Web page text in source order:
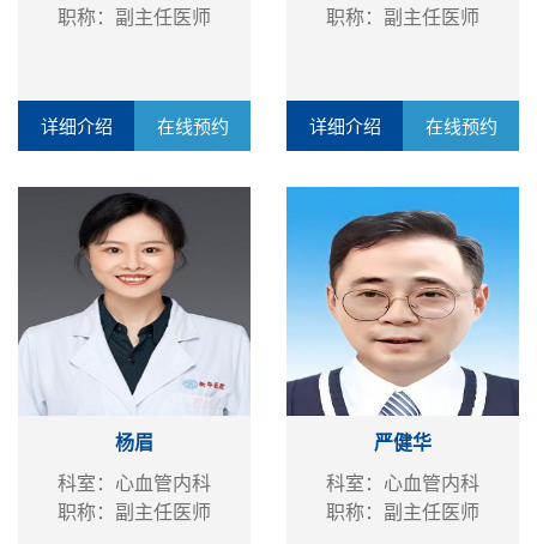
职称：副主任医师
详细介绍 在线预约
职称：副主任医师
详细介绍 在线预约
杨眉
科室：心血管内科
职称：副主任医师
严健华
科室：心血管内科
职称：副主任医师